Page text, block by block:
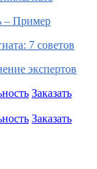
– Пример
7 советов
экспертов
Заказать
Заказать